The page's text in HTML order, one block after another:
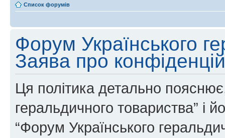
Список форумів
Форум Українського
Заява про
Ця політика детально
геральдичного товариства” і
“Форум Українського